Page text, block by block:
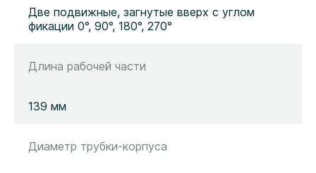
Две подвижные, загнутые вверх с углом
фикации 0°, 90°, 180°, 270°
Длина рабочей части
139 мм
Диаметр трубки-корпуса